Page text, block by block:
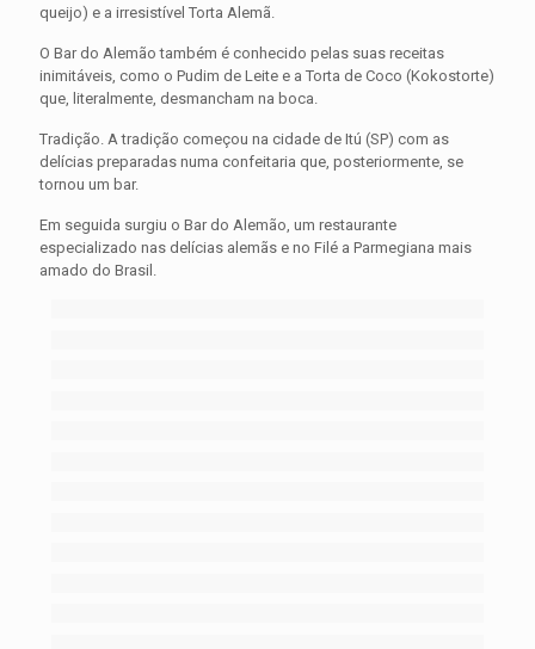
queijo) e a irresistível Torta Alemã.
O Bar do Alemão também é conhecido pelas suas receitas
inimitáveis, como o Pudim de Leite e a Torta de Coco (Kokostorte)
que, literalmente, desmancham na boca.
Tradição. A tradição começou na cidade de Itú (SP) com as
delícias preparadas numa confeitaria que, posteriormente, se
tornou um bar.
Em seguida surgiu o Bar do Alemão, um restaurante
especializado nas delícias alemãs e no Filé a Parmegiana mais
amado do Brasil.